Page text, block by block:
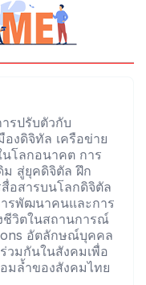
รปรับตัวกับ
งดิจิทัล เครือข่าย
นโลกอนาคต การ
ม สู่ยุคดิจิตัล ฝึก
อสารบนโลกดิจิตัล
รพัฒนาคนและการ
ชีวิตในสถานการณ์
อัตลักษณ์บุคคล
วมกันในสังคมเพื่อ
มล้ำของสังคมไทย